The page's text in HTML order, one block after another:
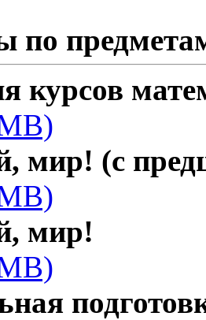
по
курсов
мир! (с
мир!